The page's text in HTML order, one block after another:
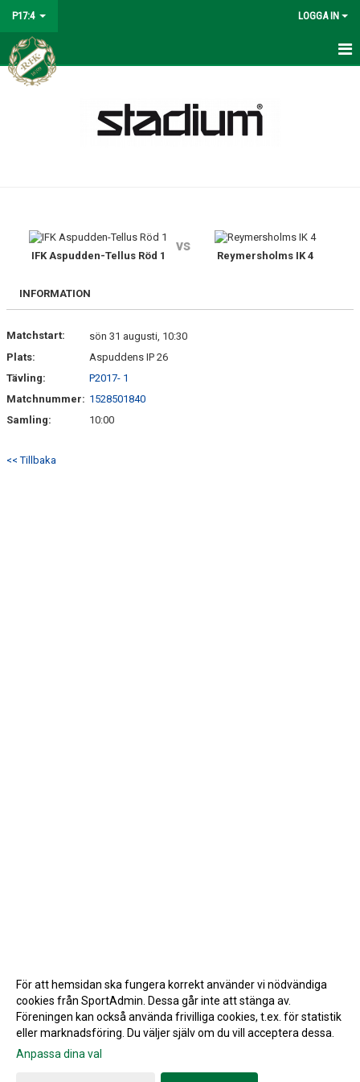
P17:4 LOGGA IN
HEM
BILDGALLERI
DOKUMENT
IFK Aspudden-Tellus Röd 1
vs
Reymersholms IK 4
INFORMATION
Matchstart:
sön 31 augusti, 10:30
Plats:
Aspuddens IP 26
Tävling:
P2017- 1
Matchnummer: 1528501840
Samling:
10:00
<< Tillbaka
Gå till Webbversion
För att hemsidan ska fungera korrekt använder vi nödvändiga
cookies från SportAdmin. Dessa går inte att stänga av.
Föreningen kan också använda frivilliga cookies, t.ex. för statistik
eller marknadsföring. Du väljer själv om du vill acceptera dessa.
Anpassa dina val